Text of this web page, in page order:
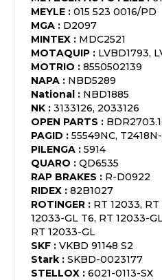
MEYLE : 015 523 0016/PD
MGA : D2097
MINTEX : MDC2521
MOTAQUIP : LVBD1793,
MOTRIO : 8550502139
NAPA : NBD5289
National : NBD1885
NK : 3133126, 2033126
OPEN PARTS :
PAGID : 55549NC,
PILENGA : 5914
QUARO : QD6535
RAP BRAKES : R-D0922
RIDEX : 82B1027
ROTINGER : RT 12033,
12033-GL T6, RT 12033-
RT 12033-GL
SKF : VKBD 91148 S2
Stark : SKBD-0023177
STELLOX : 6021-0113-SX